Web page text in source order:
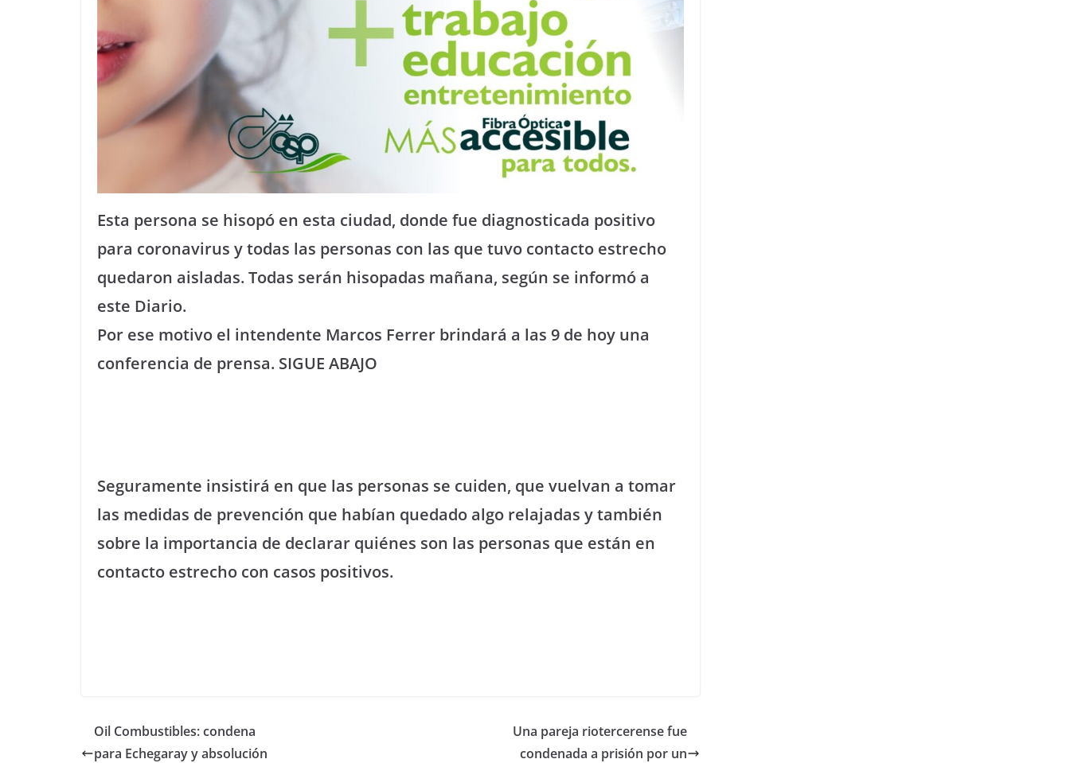
Esta persona se hisopó en esta ciudad, donde fue diagnosticada positivo
para coronavirus y todas las personas con las que tuvo contacto estrecho
quedaron aisladas. Todas serán hisopadas mañana, según se informó a
este Diario.
Por ese motivo el intendente Marcos Ferrer brindará a las 9 de hoy una
conferencia de prensa. SIGUE ABAJO
Seguramente insistirá en que las personas se cuiden, que vuelvan a tomar
las medidas de prevención que habían quedado algo relajadas y también
sobre la importancia de declarar quiénes son las personas que están en
contacto estrecho con casos positivos.
Oil Combustibles: condena
para Echegaray y absolución
Una pareja riotercerense fue
condenada a prisión por un